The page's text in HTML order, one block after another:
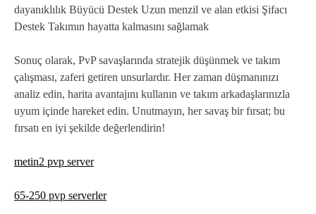
dayanıklılık Büyücü Destek Uzun menzil ve alan etkisi Şifacı
Destek Takımın hayatta kalmasını sağlamak
Sonuç olarak, PvP savaşlarında stratejik düşünmek ve takım
çalışması, zaferi getiren unsurlardır. Her zaman düşmanınızı
analiz edin, harita avantajını kullanın ve takım arkadaşlarınızla
uyum içinde hareket edin. Unutmayın, her savaş bir fırsat; bu
fırsatı en iyi şekilde değerlendirin!
metin2 pvp server
65-250 pvp serverler